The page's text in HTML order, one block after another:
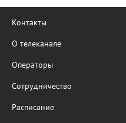
Контакты
О телеканале
Операторы
Сотрудничество
Расписание